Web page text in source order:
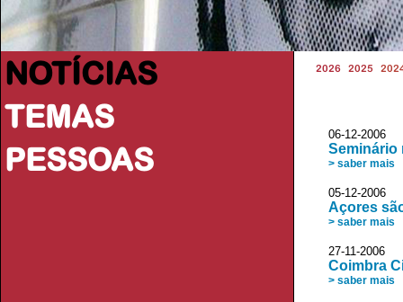
NOTÍCIAS
TEMAS
PESSOAS
2026 2025
06-12-
Seminário
> saber mais
05-12-2006
Açores
> saber mais
27-11-2006
Coimbra
> saber mais